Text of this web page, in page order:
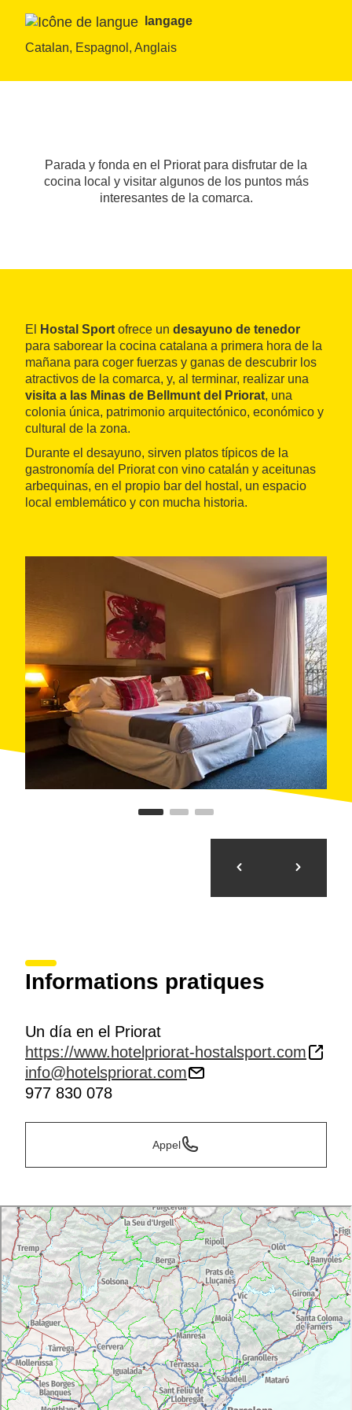
langage
Catalan, Espagnol, Anglais
Parada y fonda en el Priorat para disfrutar de la
cocina local y visitar algunos de los puntos más
interesantes de la comarca.
El Hostal Sport ofrece un desayuno de tenedor
para saborear la cocina catalana a primera hora de la
mañana para coger fuerzas y ganas de descubrir los
atractivos de la comarca, y, al terminar, realizar una
visita a las Minas de Bellmunt del Priorat, una
colonia única, patrimonio arquitectónico, económico y
cultural de la zona.
Durante el desayuno, sirven platos típicos de la
gastronomía del Priorat con vino catalán y aceitunas
arbequinas, en el propio bar del hostal, un espacio
local emblemático y con mucha historia.
Informations pratiques
Un día en el Priorat
https://www.hotelpriorat-hostalsport.com
info@hotelspriorat.com
977 830 078
Appel